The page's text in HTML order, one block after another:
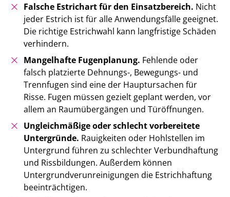
Falsche Estrichart für den Einsatzbereich. Nicht
jeder Estrich ist für alle Anwendungsfälle geeignet.
Die richtige Estrichwahl kann langfristige Schäden
verhindern.
Mangelhafte Fugenplanung. Fehlende oder
falsch platzierte Dehnungs-, Bewegungs- und
Trennfugen sind eine der Hauptursachen für
Risse. Fugen müssen gezielt geplant werden, vor
allem an Raumübergängen und Türöffnungen.
Ungleichmäßige oder schlecht vorbereitete
Untergründe. Rauigkeiten oder Hohlstellen im
Untergrund führen zu schlechter Verbundhaftung
und Rissbildungen. Außerdem können
Untergrundverunreinigungen die Estrichhaftung
beeinträchtigen.